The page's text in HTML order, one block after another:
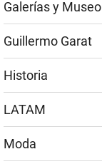
Galerías y Museo
Guillermo Garat
Historia
LATAM
Moda